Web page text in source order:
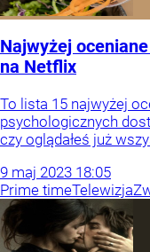
Najwyżej
na Netflix
To lista 15 najwyżej
psychologicznych
czy oglądałeś już
9 maj 2023 18:05
Prime timeTelewizja